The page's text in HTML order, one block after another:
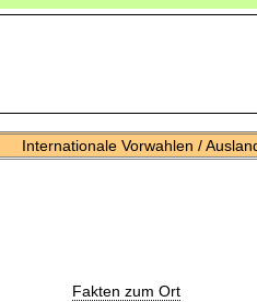
Internationale Vorwahlen /
Fakten zum Ort